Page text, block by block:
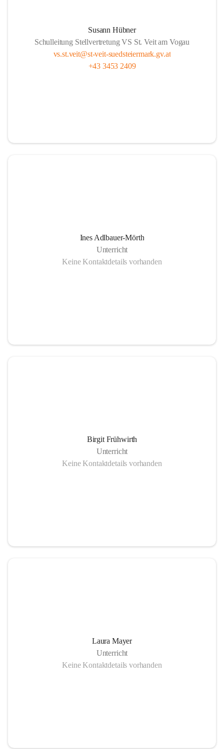
Susann Hübner
Schulleitung Stellvertretung VS St. Veit am Vogau
vs.st.veit@st-veit-suedsteiermark.gv.at
+43 3453 2409
Ines Adlbauer-Mörth
Unterricht
Keine Kontaktdetails vorhanden
Birgit Frühwirth
Unterricht
Keine Kontaktdetails vorhanden
Laura Mayer
Unterricht
Keine Kontaktdetails vorhanden